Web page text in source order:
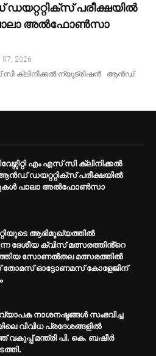
പരീക്ഷയിൽ
അൽഫോൺസാ
07, 2026
എസ് സി ക്ലിനിക്കൽ ന്യൂട്രിഷൻ ആൻഡ്
എം എസ് സി ക്ലിനിക്കൽ
ഡയറ്ററ്റിക്സ് പരീക്ഷയിൽ
പാലാ അൽഫോൺസാ
ആഭിമുഖ്യത്തിൽ
ദേശീയ ക്വിസ് മത്സരത്തിൻ്റെ
സോണൽതല മത്സരത്തിൽ
തോമസ് ഓട്ടോണമസ് കോളേജിന്
നാശനഷ്ടങ്ങൾ സംഭവിച്ച
വിവിധ പ്രദേശങ്ങളിൽ
മന്ത്രി പി. കെ. ബഷീർ